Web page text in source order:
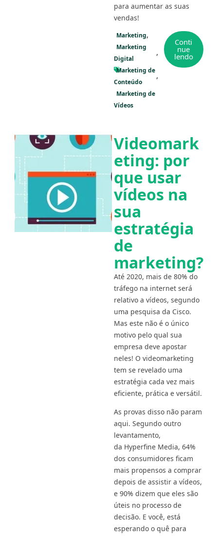
para aumentar as suas
vendas!
Marketing
Marketing
Digital
Marketing de
Conteúdo
Marketing de
Vídeos
Conti
nue
lendo
Videomark
eting: por
que usar
vídeos na
sua
estratégia
de
marketing?
Até 2020, mais de 80% do
tráfego na internet será
relativo a vídeos, segundo
uma pesquisa da Cisco.
Mas este não é o único
motivo pelo qual sua
empresa deve apostar
neles! O videomarketing
tem se revelado uma
estratégia cada vez mais
eficiente, prática e versátil.
As provas disso não param
aqui. Segundo outro
levantamento,
da Hyperfine Media, 64%
dos consumidores ficam
mais propensos a comprar
depois de assistir a vídeos,
e 90% dizem que eles são
úteis no processo de
decisão. E você, está
esperando o quê para